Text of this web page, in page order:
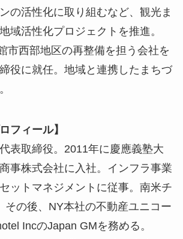
の活性化に取り組むなど、観光ま
域活性化プロジェクトを推進。
市西部地区の再整備を担う会社を
役に就任。地域と連携したまちづ
フィール】
表取締役。2011年に慶應義塾大
事株式会社に入社。インフラ事業
ットマネジメントに従事。南米チ
その後、NY本社の不動産ユニコー
IncのJapan GMを務める。